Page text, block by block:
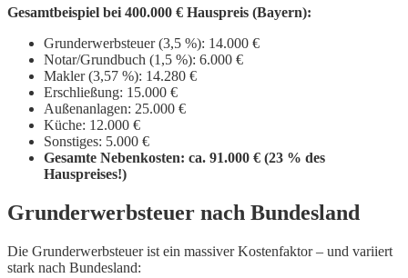
Gesamtbeispiel bei 400.000 € Hauspreis (Bayern):
Grunderwerbsteuer (3,5 %): 14.000 €
Notar/Grundbuch (1,5 %): 6.000 €
Makler (3,57 %): 14.280 €
Erschließung: 15.000 €
Außenanlagen: 25.000 €
Küche: 12.000 €
Sonstiges: 5.000 €
Gesamte Nebenkosten: ca. 91.000 € (23 % des
Hauspreises!)
Grunderwerbsteuer nach Bundesland
Die Grunderwerbsteuer ist ein massiver Kostenfaktor – und variiert
stark nach Bundesland: